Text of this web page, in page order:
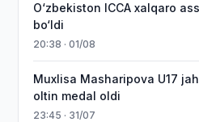
O‘zbekiston ICCA xalqaro
bo‘ldi
20:38 · 01/08
Muxlisa Masharipova U17
oltin medal oldi
23:45 · 31/07